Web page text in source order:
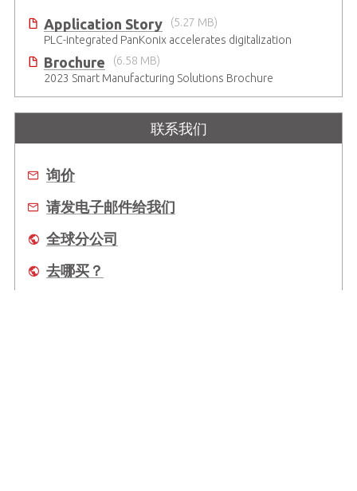
Application Story
(5.27 MB)
PLC-integrated PanKonix accelerates digitalization
Brochure
(6.58 MB)
2023 Smart Manufacturing Solutions Brochure
联系我们
询价
请发电子邮件给我们
全球分公司
去哪买？